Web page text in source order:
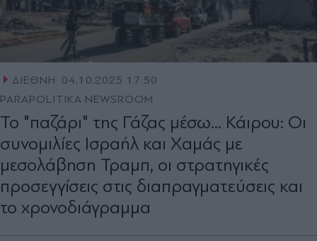
ΔΙΕΘΝΗ
04.10.2025 17:50
PARAPOLITIKA NEWSROOM
Το "παζάρι" της Γάζας μέσω... Κάιρου: Οι
συνομιλίες Ισραήλ και Χαμάς με
μεσολάβηση Τραμπ, οι στρατηγικές
προσεγγίσεις στις διαπραγματεύσεις και
το χρονοδιάγραμμα